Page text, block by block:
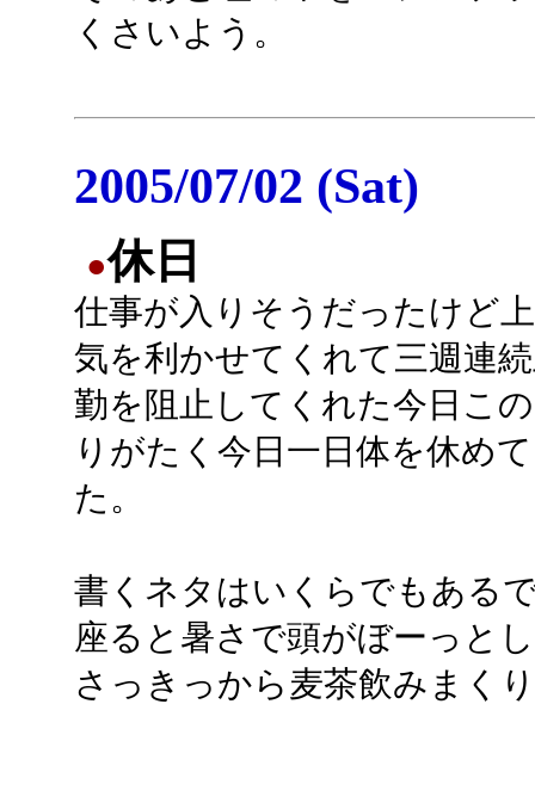
くさいよう。
2005/07/02 (Sat)
●休日
仕事が入りそうだったけど
気を利かせてくれて三週連
勤を阻止してくれた今日こ
りがたく今日一日体を休め
た。
書くネタはいくらでもある
座ると暑さで頭がぼーっと
さっきっから麦茶飲みまく